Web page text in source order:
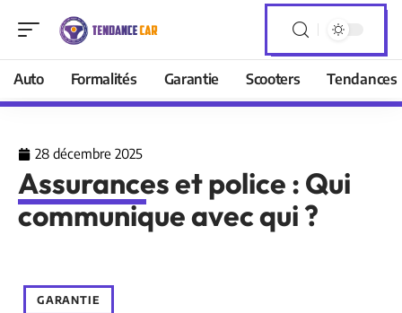
Auto Formalités Garantie Scooters Tendances
28 décembre 2025
Assurances et police : Qui
communique avec qui ?
GARANTIE